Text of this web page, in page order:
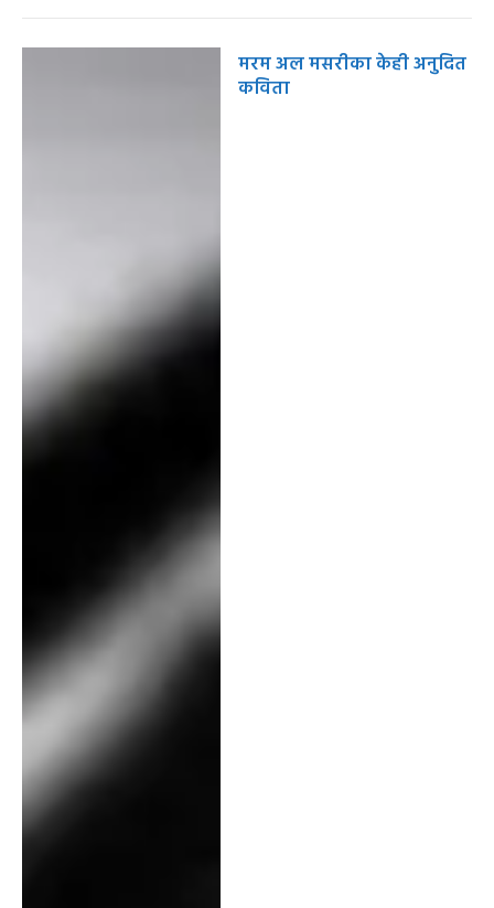
मरम अल मसरीका केही अनुदित
कविता